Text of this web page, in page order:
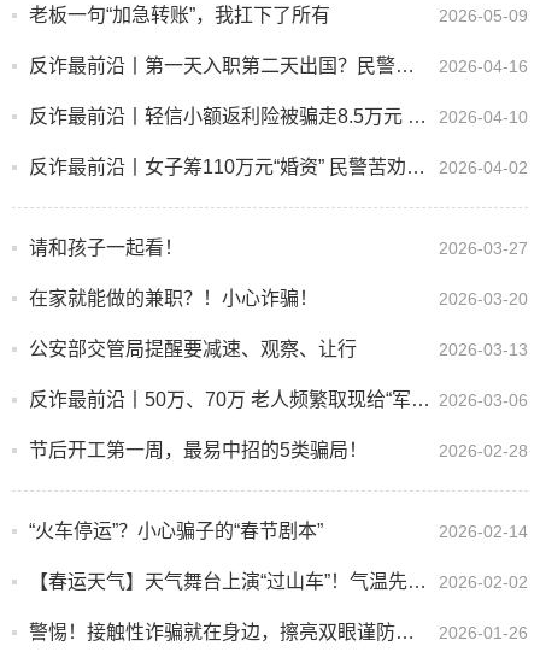
老板一句“加急转账”，我扛下了所有 2026-05-09
反诈最前沿丨第一天入职第二天出国？民警揭秘海外虚假高薪骗局 2026-04-16
反诈最前沿丨轻信小额返利险被骗走8.5万元 警方公布刷单诈骗套路 2026-04-10
反诈最前沿丨女子筹110万元“婚资” 民警苦劝4小时及时止损 2026-04-02
请和孩子一起看！ 2026-03-27
在家就能做的兼职？！小心诈骗！ 2026-03-20
公安部交管局提醒要减速、观察、让行 2026-03-13
反诈最前沿丨50万、70万 老人频繁取现给“军官” 2026-03-06
节后开工第一周，最易中招的5类骗局！ 2026-02-28
“火车停运”？小心骗子的“春节剧本” 2026-02-14
【春运天气】天气舞台上演“过山车”！气温先攀高后俯冲 2026-02-02
警惕！接触性诈骗就在身边，擦亮双眼谨防受骗！ 2026-01-26